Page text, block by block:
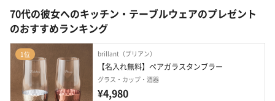
70代の彼女へのキッチン・テーブルウェアのプレゼント
のおすすめランキング
1位 brillant（ブリアン）
【名入れ無料】ペアガラスタンブラー
グラス・カップ・酒器
¥4,980